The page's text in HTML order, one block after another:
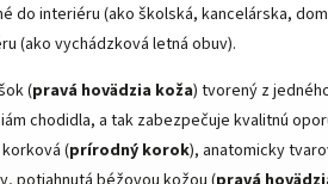
do interiéru (ako školská, kancelárska,
(ako vychádzková letná obuv).
(pravá hovädzia koža) tvorený z
chodidla, a tak zabezpečuje kvalitnú
(prírodný korok), anatomicky